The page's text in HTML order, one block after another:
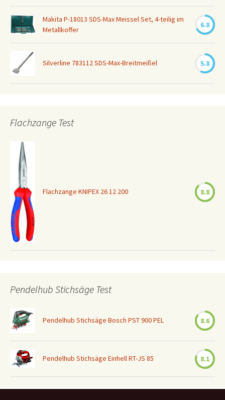
Makita P-18013 SDS-Max Meissel Set, 4-teilig im
Metallkoffer
6.8
Silverline 783112 SDS-Max-Breitmeißel 5.8
Flachzange Test
Flachzange KNIPEX 26 12 200 8.8
Pendelhub Stichsäge Test
Pendelhub Stichsäge Bosch PST 900 PEL 8.6
Pendelhub Stichsäge Einhell RT-JS 85 8.1